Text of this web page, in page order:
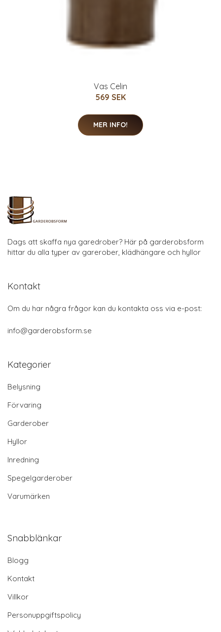
Vas Celin
569 SEK
MER INFO!
Dags att skaffa nya garedrober? Här på garderobsform
hittar du alla typer av garerober, klädhängare och hyllor
Kontakt
Om du har några frågor kan du kontakta oss via e-post:
info@garderobsform.se
Kategorier
Belysning
Förvaring
Garderober
Hyllor
Inredning
Spegelgarderober
Varumärken
Snabblänkar
Blogg
Kontakt
Villkor
Personuppgiftspolicy